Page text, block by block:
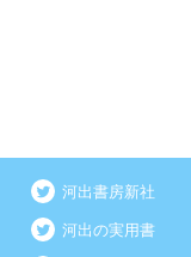
河出書房新社
河出の実用書